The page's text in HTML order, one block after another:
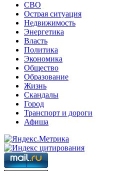
СВО
Острая ситуация
Недвижимость
Энергетика
Власть
Политика
Экономика
Общество
Образование
Жизнь
Скандалы
Город
Транспорт и дороги
Афиша